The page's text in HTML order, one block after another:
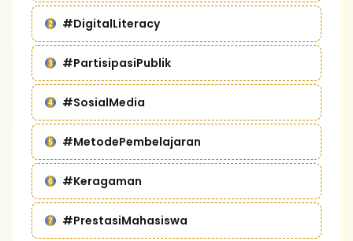
#DigitalLiteracy
#PartisipasiPublik
#SosialMedia
#MetodePembelajaran
#Keragaman
#PrestasiMahasiswa